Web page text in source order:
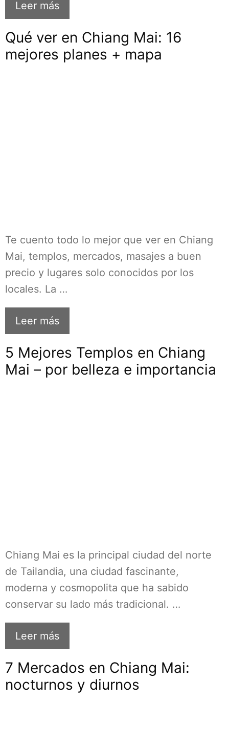
Leer más
Qué ver en Chiang Mai: 16
mejores planes + mapa
Te cuento todo lo mejor que ver en Chiang
Mai, templos, mercados, masajes a buen
precio y lugares solo conocidos por los
locales. La …
Leer más
5 Mejores Templos en Chiang
Mai – por belleza e importancia
Chiang Mai es la principal ciudad del norte
de Tailandia, una ciudad fascinante,
moderna y cosmopolita que ha sabido
conservar su lado más tradicional. …
Leer más
7 Mercados en Chiang Mai:
nocturnos y diurnos